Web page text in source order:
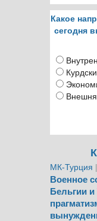
Какое
сегодня
МК-Турция
Военное
Бельгии